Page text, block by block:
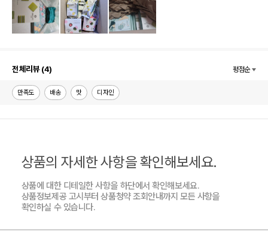
포토리뷰 더 보기
전체리뷰 (4) 평점순
만족도 배송 맛 디자인
상품의 자세한 사항을 확인해보세요.
상품에 대한 디테일한 사항을 하단에서 확인해보세요.
상품정보제공 고시부터 상품청약 조회안내까지 모든 사항을
확인하실 수 있습니다.